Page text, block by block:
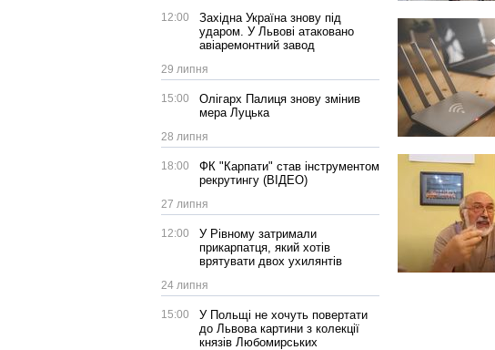
12:00
Західна Україна знову під
ударом. У Львові атаковано
авіаремонтний завод
29 липня
15:00
Олігарх Палиця знову змінив
мера Луцька
28 липня
18:00
ФК "Карпати" став інструментом
рекрутингу (ВІДЕО)
27 липня
12:00
У Рівному затримали
прикарпатця, який хотів
врятувати двох ухилянтів
24 липня
15:00
У Польщі не хочуть повертати
до Львова картини з колекції
князів Любомирських